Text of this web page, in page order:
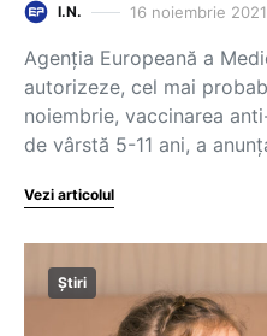
I.N. 16 noiembrie 2021
Agenția Europeană a
autorizeze, cel mai
noiembrie, vaccinarea
de vârstă 5-11 ani, a
Vezi articolul
Știri